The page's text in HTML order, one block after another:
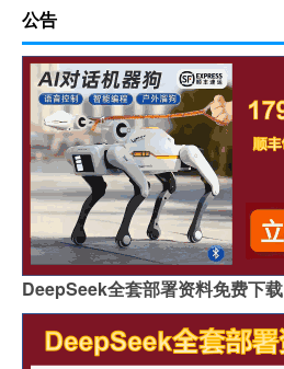
公告
DeepSeek全套部署资料免费下载